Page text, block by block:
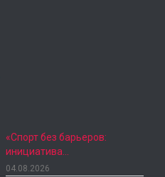
«Спорт без барьеров:
инициатива…
04.08.2026